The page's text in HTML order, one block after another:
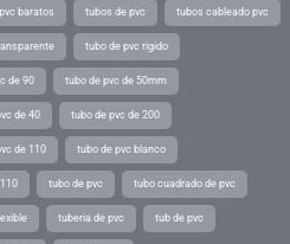
baratos tubos de pvc tubos cableado pvc
tubo de pvc rigido
de 90 tubo de pvc de 50mm
de 40 tubo de pvc de 200
de 110 tubo de pvc blanco
tubo de pvc tubo cuadrado de pvc
tuberia de pvc tub de pvc